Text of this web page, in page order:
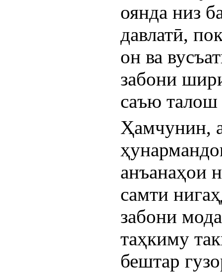
оянда низ
давлатӣ,
он ва
забони
саъю талош
Ҳамчунин,
анъанаҳои
самти
забони
таҳкиму
бештар